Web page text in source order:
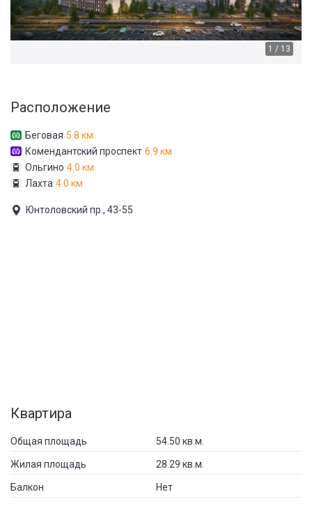
1 / 13
Расположение
Беговая 5.8 км
Комендантский проспект 6.9 км
Ольгино 4.0 км
Лахта 4.0 км
Юнтоловский пр., 43-55
Квартира
Общая площадь 54.50 кв.м.
Жилая площадь 28.29 кв.м.
Балкон Нет